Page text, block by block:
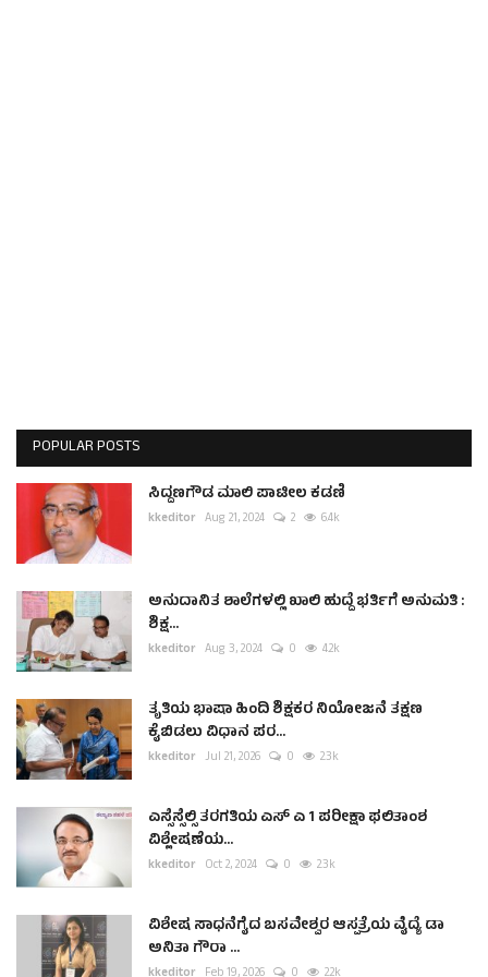
POPULAR POSTS
ಸಿದ್ದಣಗೌಡ ಮಾಲಿ ಪಾಟೀಲ ಕಡಣಿ
kkeditor Aug 21, 2024 2 6.4k
ಅನುದಾನಿತ ಶಾಲೆಗಳಲ್ಲಿ ಖಾಲಿ ಹುದ್ದೆ ಭರ್ತಿಗೆ ಅನುಮತಿ :
ಶಿಕ್ಷ...
kkeditor Aug 3, 2024 0 4.2k
ತೃತಿಯ ಭಾಷಾ ಹಿಂದಿ ಶಿಕ್ಷಕರ ನಿಯೋಜನೆ ತಕ್ಷಣ
ಕೈಬಿಡಲು ವಿಧಾನ ಪರ...
kkeditor Jul 21, 2026 0 2.3k
ಎಸ್ಸೆಸ್ಸೆಲ್ಸಿ ತರಗತಿಯ ಎಸ್ ಎ 1 ಪರೀಕ್ಷಾ ಫಲಿತಾಂಶ
ವಿಶ್ಲೇಷಣೆಯ...
kkeditor Oct 2, 2024 0 2.3k
ವಿಶೇಷ ಸಾಧನೆಗೈದ ಬಸವೇಶ್ವರ ಆಸ್ಪತ್ರೆಯ ವೈದ್ಯೆ ಡಾ
ಅನಿತಾ ಗೌರಾ ...